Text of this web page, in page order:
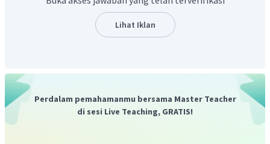
Jadi, jawaban yang benar adalah E.
Lihat Iklan
Perdalam pemahamanmu bersama Master Teacher
di sesi Live Teaching, GRATIS!